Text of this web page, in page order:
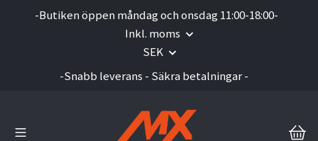
-Butiken öppen måndag och onsdag 11:00-18:00-
Inkl. moms
SEK
-Snabb leverans - Säkra betalningar -